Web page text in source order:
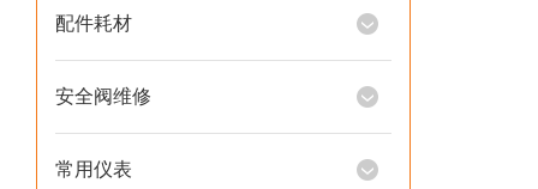
配件耗材
安全阀维修
常用仪表